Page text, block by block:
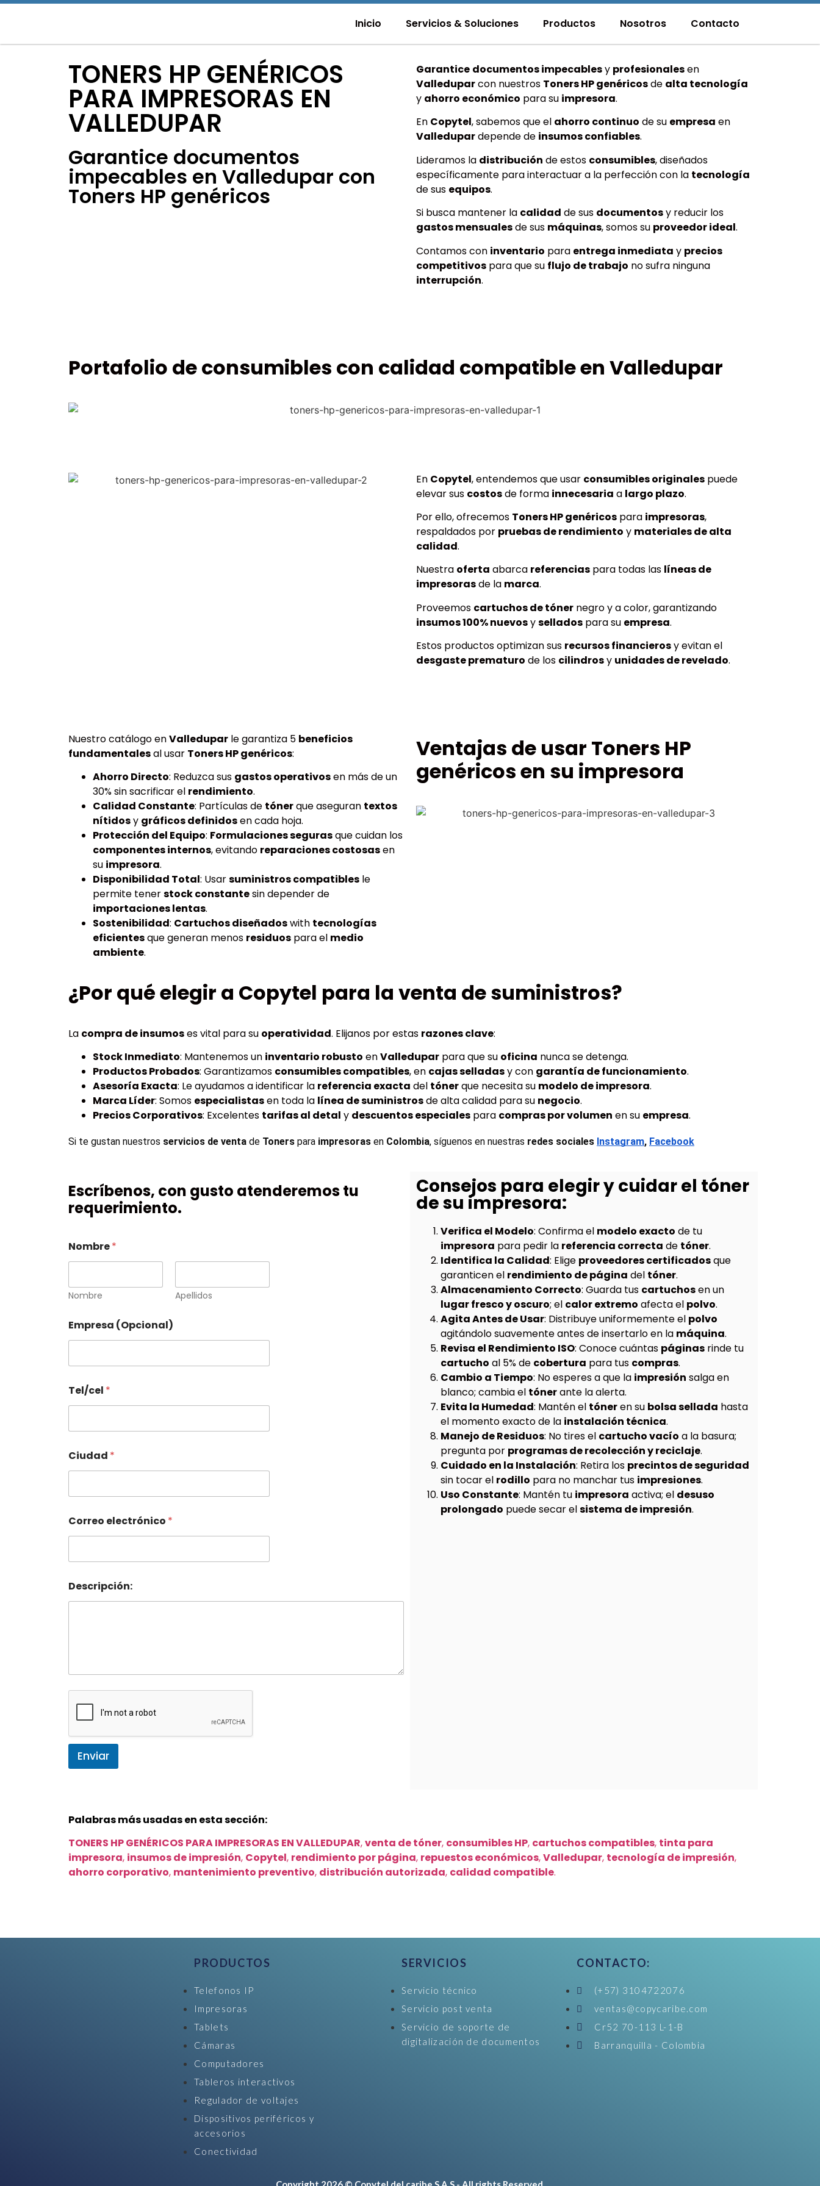
Inicio Servicios & Soluciones Productos Nosotros Contacto
TONERS HP GENÉRICOS
PARA IMPRESORAS EN
VALLEDUPAR
Garantice documentos
impecables en Valledupar con
Toners HP genéricos
Garantice documentos impecablesy profesionalesen
Valleduparcon nuestros Toners HP genéricosde alta tecnología
y ahorro económico para su impresora.
En Copytel, sabemos que el ahorro continuo de su empresa en
Valledupardepende de insumos confiables.
Lideramos la distribución de estos consumibles, diseñados
específicamente para interactuar a la perfección con la tecnología
de sus equipos.
Si busca mantener la calidad de sus documentosy reducir los
gastos mensualesde sus máquinas, somos su proveedor ideal.
Contamos con inventario para entrega inmediata y precios
competitivos para que su flujo de trabajo no sufra ninguna
interrupción.
Portafolio de consumibles con calidad compatible en Valledupar
En Copytel, entendemos que usar consumibles originales puede
elevar sus costosde forma innecesaria a largo plazo.
Por ello, ofrecemos Toners HP genéricos para impresoras,
respaldados por pruebas de rendimiento y materiales de alta
calidad.
Nuestra oferta abarca referencias para todas las líneas de
impresorasde la marca.
Proveemos cartuchos de tóner negro y a color, garantizando
insumos 100% nuevosysellados para su empresa.
Estos productos optimizan sus recursos financierosy evitan el
desgaste prematuro de los cilindrosy unidades de revelado.
Nuestro catálogo enValledupar le garantiza 5 beneficios
fundamentalesal usar Toners HP genéricos:
Ahorro Directo: Reduzca sus gastos operativosen más de un
30% sin sacrificar el rendimiento.
Calidad Constante: Partículas de tónerque aseguran textos
nítidosy gráficos definidosen cada hoja.
Protección del Equipo: Formulaciones segurasque cuidan los
componentes internos, evitando reparaciones costosasen
su impresora.
Disponibilidad Total: Usarsuministros compatibles le
permite tenerstock constantesin depender de
importaciones lentas.
Sostenibilidad: Cartuchos diseñadoswith tecnologías
eficientesque generan menos residuos para el medio
ambiente.
Ventajas de usar Toners HP
genéricos en su impresora
¿Por qué elegir a Copytel para la venta de suministros?
La compra de insumoses vital para su operatividad. Elijanos por estas razones clave:
Stock Inmediato: Mantenemos un inventario robusto enValledupar para que su oficina nunca se detenga.
Productos Probados: Garantizamos consumibles compatibles, en cajas selladasy con garantía de funcionamiento.
Asesoría Exacta: Le ayudamos a identificar la referencia exacta del tónerque necesita su modelo de impresora.
Marca Líder: Somos especialistasen toda la línea de suministrosde alta calidad para su negocio.
Precios Corporativos: Excelentes tarifas al detal y descuentos especiales para compras por volumen en su empresa.
Si te gustan nuestros servicios de venta de Toners para impresoras en Colombia, síguenos en nuestras redes sociales Instagram, Facebook
Escríbenos, con gusto atenderemos tu
requerimiento.
Nombre*
Nombre Apellidos
Empresa (Opcional)
Tel/cel *
Ciudad *
Correo electrónico *
Descripción:
Enviar
Consejos para elegir y cuidar el tóner
de su impresora:
Verifica el Modelo: Confirma el modelo exacto de tu
impresora para pedir la referencia correcta de tóner.
Identifica la Calidad: Elige proveedores certificadosque
garanticen el rendimiento de página del tóner.
Almacenamiento Correcto: Guarda tus cartuchosen un
lugar fresco y oscuro; el calor extremo afecta el polvo.
Agita Antes de Usar: Distribuye uniformemente el polvo
agitándolo suavemente antes de insertarlo en la máquina.
Revisa el Rendimiento ISO: Conoce cuántas páginas rinde tu
cartucho al 5% de cobertura para tus compras.
Cambio a Tiempo: No esperes a que la impresión salga en
blanco; cambia el tónerante la alerta.
Evita la Humedad: Mantén el tóneren su bolsa sellada hasta
el momento exacto de la instalación técnica.
Manejo de Residuos: No tires el cartucho vacío a la basura;
pregunta por programas de recolección y reciclaje.
Cuidado en la Instalación: Retira los precintos de seguridad
sin tocar el rodillo para no manchar tus impresiones.
Uso Constante: Mantén tu impresora activa; el desuso
prolongado puede secar elsistema de impresión.
Palabras más usadas en esta sección:
TONERS HP GENÉRICOS PARA IMPRESORAS EN VALLEDUPAR,venta de tóner, consumibles HP, cartuchos compatibles, tinta para
impresora, insumos de impresión, Copytel, rendimiento por página, repuestos económicos,Valledupar, tecnología de impresión,
ahorro corporativo, mantenimiento preventivo, distribución autorizada, calidad compatible.
PRODUCTOS
Telefonos IP
Impresoras
Tablets
Cámaras
Computadores
Tableros interactivos
Regulador de voltajes
Dispositivos periféricos y
accesorios
Conectividad
SERVICIOS
Servicio técnico
Servicio post venta
Servicio de soporte de
digitalización de documentos
CONTACTO:
(+57) 3104722076
ventas@copycaribe.com
Cr52 70-113 L-1-B
Barranquilla - Colombia